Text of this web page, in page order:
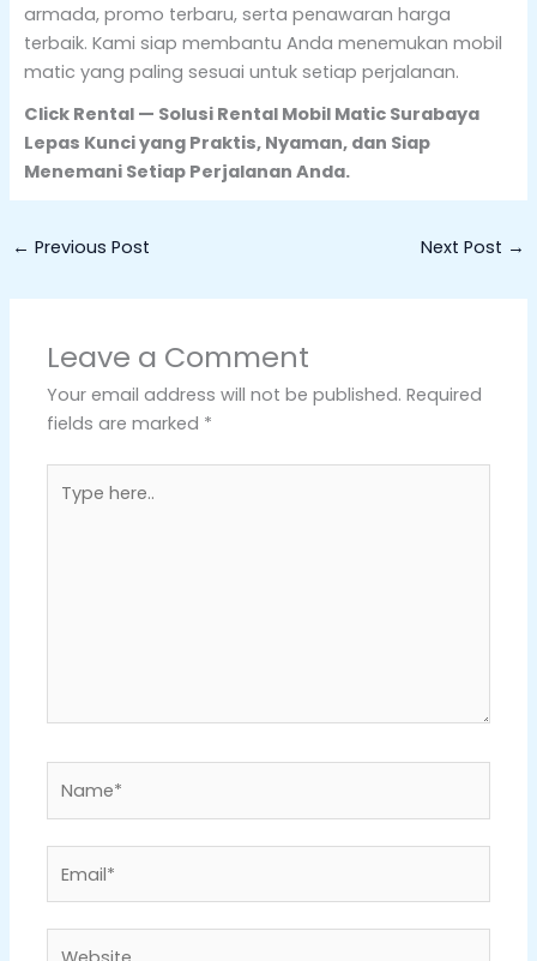
armada, promo terbaru, serta penawaran harga
terbaik. Kami siap membantu Anda menemukan mobil
matic yang paling sesuai untuk setiap perjalanan.
Click Rental — Solusi Rental Mobil Matic Surabaya
Lepas Kunci yang Praktis, Nyaman, dan Siap
Menemani Setiap Perjalanan Anda.
← Previous Post Next Post →
Leave a Comment
Your email address will not be published. Required
fields are marked *
here..